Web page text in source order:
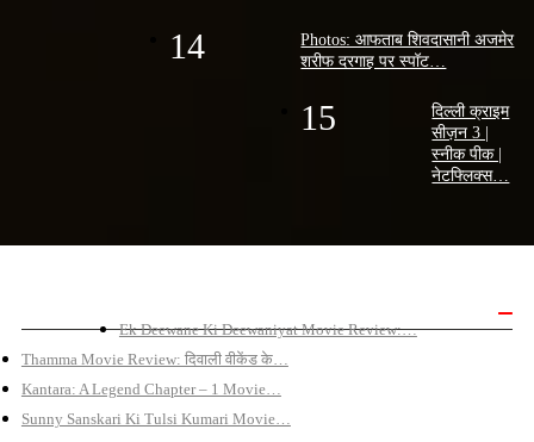
14
Photos: आफताब शिवदासानी अजमेर
शरीफ दरगाह पर स्पॉट…
15
दिल्ली क्राइम
सीज़न 3 |
स्नीक पीक |
नेटफ्लिक्स…
Ek Deewane Ki Deewaniyat Movie Review:…
Thamma Movie Review: दिवाली वीकेंड के…
Kantara: A Legend Chapter – 1 Movie…
Sunny Sanskari Ki Tulsi Kumari Movie…